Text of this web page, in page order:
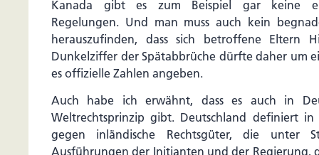
Kanada gibt es zum Beispiel gar keine
Regelungen. Und man muss auch kein
herauszufinden, dass sich betroffene Eltern
Dunkelziffer der Spätabbrüche dürfte daher um
es offizielle Zahlen angeben.
Auch habe ich erwähnt, dass es auch in
Weltrechtsprinzip gibt. Deutschland definiert
gegen inländische Rechtsgüter, die unter
Ausführungen der Initianten und der Regierung,